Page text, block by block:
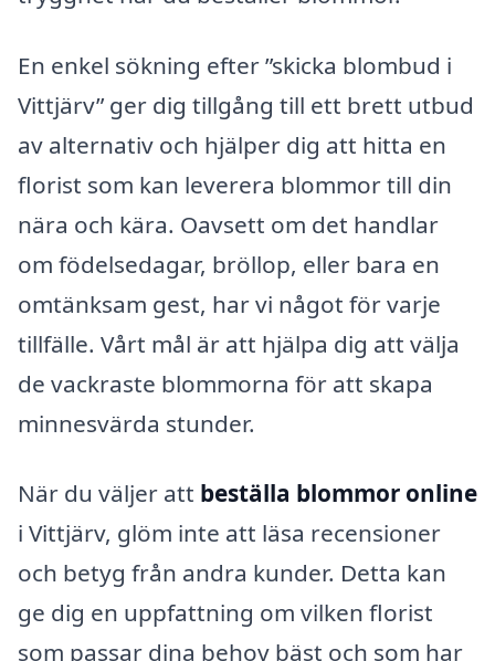
En enkel sökning efter ”skicka blombud i
Vittjärv” ger dig tillgång till ett brett utbud
av alternativ och hjälper dig att hitta en
florist som kan leverera blommor till din
nära och kära. Oavsett om det handlar
om födelsedagar, bröllop, eller bara en
omtänksam gest, har vi något för varje
tillfälle. Vårt mål är att hjälpa dig att välja
de vackraste blommorna för att skapa
minnesvärda stunder.
När du väljer att beställa blommor online
i Vittjärv, glöm inte att läsa recensioner
och betyg från andra kunder. Detta kan
ge dig en uppfattning om vilken florist
som passar dina behov bäst och som har